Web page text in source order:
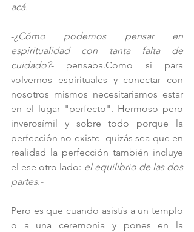
acá.
-¿Cómo podemos pensar en
espiritualidad con tanta falta de
cuidado?- pensaba.Como si para
volvernos espirituales y conectar con
nosotros mismos necesitaríamos estar
en el lugar "perfecto". Hermoso pero
inverosímil y sobre todo porque la
perfección no existe- quizás sea que en
realidad la perfección también incluye
el ese otro lado: el equilibrio de las dos
partes.-
Pero es que cuando asistís a un templo
o a una ceremonia y pones en la